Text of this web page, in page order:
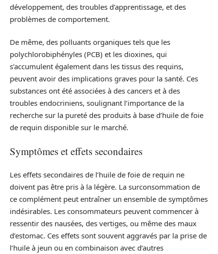
développement, des troubles d’apprentissage, et des
problèmes de comportement.
De même, des polluants organiques tels que les
polychlorobiphényles (PCB) et les dioxines, qui
s’accumulent également dans les tissus des requins,
peuvent avoir des implications graves pour la santé. Ces
substances ont été associées à des cancers et à des
troubles endocriniens, soulignant l’importance de la
recherche sur la pureté des produits à base d’huile de foie
de requin disponible sur le marché.
Symptômes et effets secondaires
Les effets secondaires de l’huile de foie de requin ne
doivent pas être pris à la légère. La surconsommation de
ce complément peut entraîner un ensemble de symptômes
indésirables. Les consommateurs peuvent commencer à
ressentir des nausées, des vertiges, ou même des maux
d’estomac. Ces effets sont souvent aggravés par la prise de
l’huile à jeun ou en combinaison avec d’autres